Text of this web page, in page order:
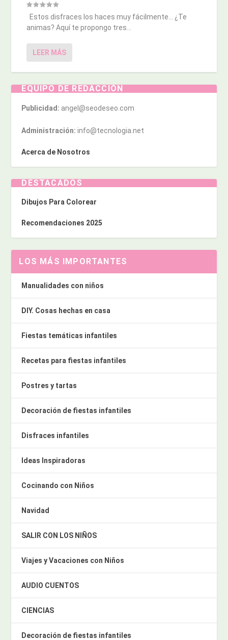
Estos disfraces los haces muy fácilmente… ¿Te
animas? Aquí te propongo tres...
LEER MÁS
EQUIPO DE REDACCIÓN
Publicidad: angel@seodeseo.com
Administración: info@tecnologia.net
Acerca de Nosotros
DESTACADOS
Dibujos Para Colorear
Recomendaciones 2025
LOS MÁS IMPORTANTES
Manualidades con niños
DIY. Cosas hechas en casa
Fiestas temáticas infantiles
Recetas para fiestas infantiles
Postres y tartas
Decoración de fiestas infantiles
Disfraces infantiles
Ideas Inspiradoras
Cocinando con Niños
Navidad
SALIR CON LOS NIÑOS
Viajes y Vacaciones con Niños
AUDIO CUENTOS
CIENCIAS
Decoración de fiestas infantiles